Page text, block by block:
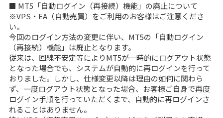
■ MT5「自動ログイン（再接続）機能」の廃止について
※VPS・EA（自動売買）をご利用のお客様はご注意くださ
い。
今回のログイン方法の変更に伴い、MT5の「自動ログイン
（再接続）機能」は廃止となります。
従来は、回線不安定等によりMT5が一時的にログアウト状態
となった場合でも、システムが自動的に再ログインを行って
おりました。しかし、仕様変更以降は理由の如何に関わら
ず、一度ログアウト状態となった場合、お客様ご自身で再度
ログイン手順を行っていただくまで、自動的に再ログインさ
れることはありません。